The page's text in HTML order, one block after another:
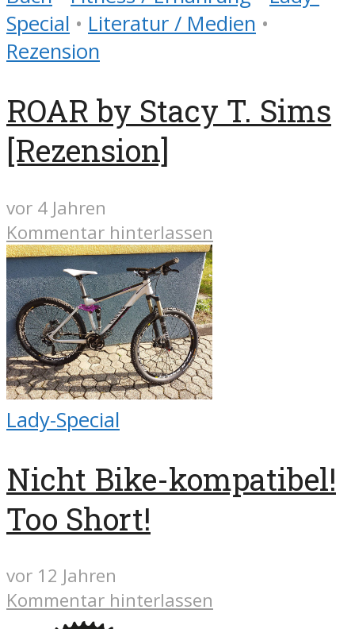
Special • Literatur / Medien •
Rezension
ROAR by Stacy T. Sims
[Rezension]
vor 4 Jahren
Kommentar hinterlassen
Lady-Special
Nicht Bike-kompatibel!
Too Short!
vor 12 Jahren
Kommentar hinterlassen